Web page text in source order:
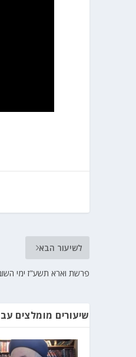
לשיעור הבא
פרשת וארא תשע"ז ימי
שיעורים מומלצים